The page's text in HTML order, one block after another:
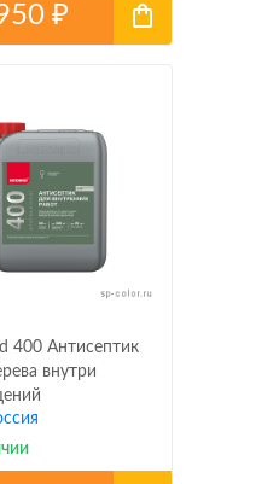
₽
400 Антисептик
внутри